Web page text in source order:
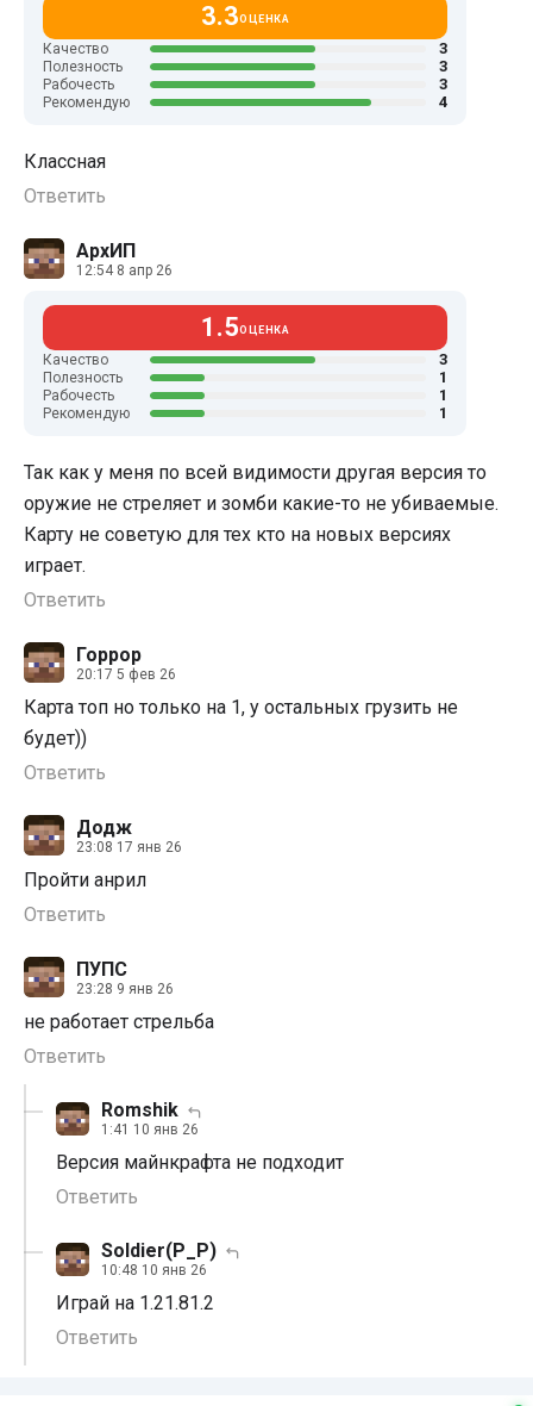
3.3ОЦЕНКА
Качество 3
Полезность 3
Рабочесть 3
Рекомендую 4
Классная
Ответить
АрхИП
12:54 8 апр 26
1.5ОЦЕНКА
Качество 3
Полезность 1
Рабочесть 1
Рекомендую 1
Так как у меня по всей видимости другая версия то
оружие не стреляет и зомби какие-то не убиваемые.
Карту не советую для тех кто на новых версиях
играет.
Ответить
Горрор
20:17 5 фев 26
Карта топ но только на 1, у остальных грузить не
будет))
Ответить
Додж
23:08 17 янв 26
Пройти анрил
Ответить
ПУПС
23:28 9 янв 26
не работает стрельба
Ответить
Romshik
1:41 10 янв 26
Версия майнкрафта не подходит
Ответить
Soldier(P_P)
10:48 10 янв 26
Играй на 1.21.81.2
Ответить